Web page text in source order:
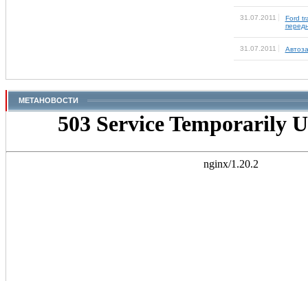
31.07.2011 Ford
31.07.2011
МЕТАНОВОСТИ